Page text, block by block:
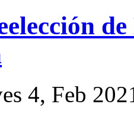
4, Feb